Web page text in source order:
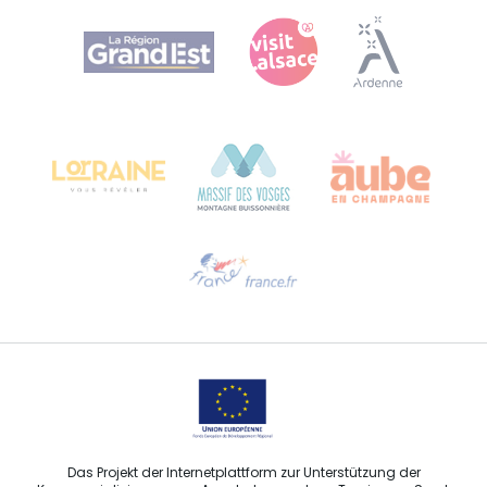
Agence Régionale du Tourisme Grand Est
Bureau de Colmar (Hauptverwaltung)
Sprechen Sie uns per E-Mail an
Das Projekt der Internetplattform zur Unterstützung der